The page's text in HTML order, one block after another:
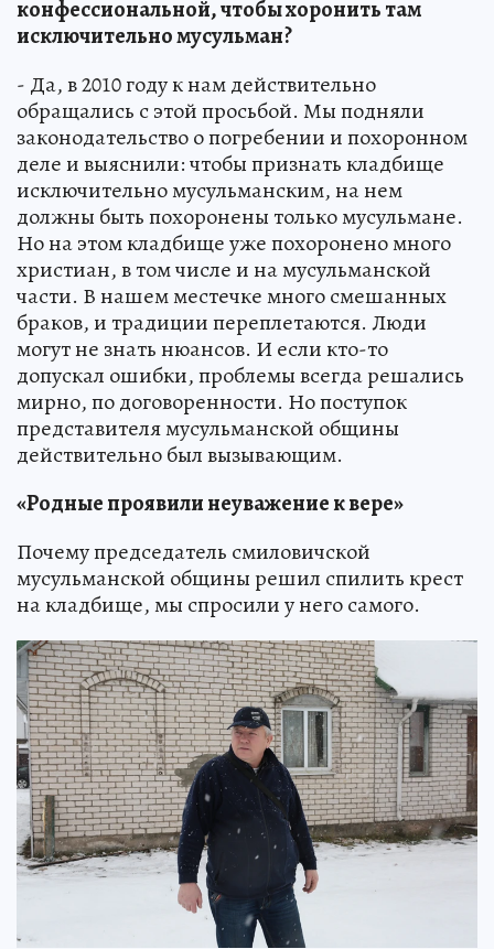
конфессиональной, чтобы хоронить там
исключительно мусульман?
- Да, в 2010 году к нам действительно
обращались с этой просьбой. Мы подняли
законодательство о погребении и похоронном
деле и выяснили: чтобы признать кладбище
исключительно мусульманским, на нем
должны быть похоронены только мусульмане.
Но на этом кладбище уже похоронено много
христиан, в том числе и на мусульманской
части. В нашем местечке много смешанных
браков, и традиции переплетаются. Люди
могут не знать нюансов. И если кто-то
допускал ошибки, проблемы всегда решались
мирно, по договоренности. Но поступок
представителя мусульманской общины
действительно был вызывающим.
«Родные проявили неуважение к вере»
Почему председатель смиловичской
мусульманской общины решил спилить крест
на кладбище, мы спросили у него самого.